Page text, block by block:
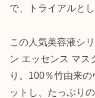
で、トライアルと
この人気美容液シ
ン エッセンス マス
り。100％竹由来
ットし、たっぷり